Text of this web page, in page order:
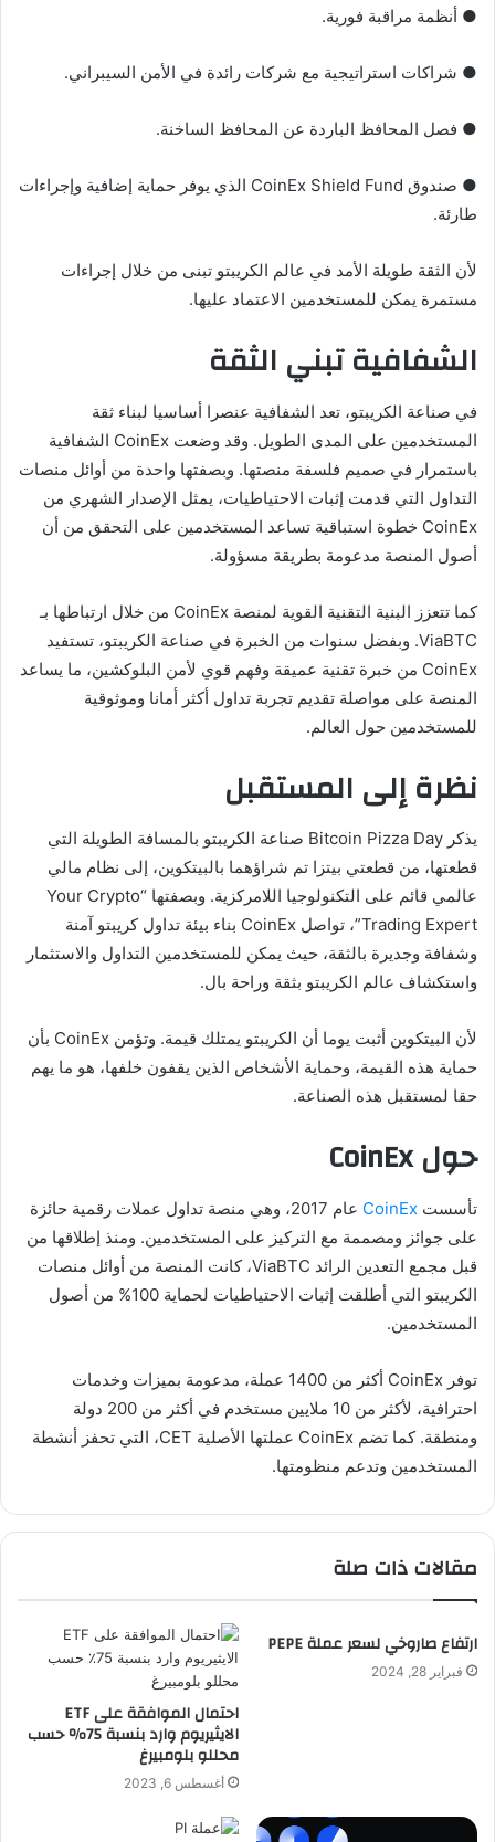
● أنظمة مراقبة فورية.
● شراكات استراتيجية مع شركات رائدة في الأمن السيبراني.
● فصل المحافظ الباردة عن المحافظ الساخنة.
● صندوق CoinEx Shield Fund الذي يوفر حماية إضافية وإجراءات
طارئة.
لأن الثقة طويلة الأمد في عالم الكريبتو تبنى من خلال إجراءات
مستمرة يمكن للمستخدمين الاعتماد عليها.
الشفافية تبني الثقة
في صناعة الكريبتو، تعد الشفافية عنصرا أساسيا لبناء ثقة
المستخدمين على المدى الطويل. وقد وضعت CoinEx الشفافية
باستمرار في صميم فلسفة منصتها. وبصفتها واحدة من أوائل منصات
التداول التي قدمت إثبات الاحتياطيات، يمثل الإصدار الشهري من
CoinEx خطوة استباقية تساعد المستخدمين على التحقق من أن
أصول المنصة مدعومة بطريقة مسؤولة.
كما تتعزز البنية التقنية القوية لمنصة CoinEx من خلال ارتباطها بـ
ViaBTC. وبفضل سنوات من الخبرة في صناعة الكريبتو، تستفيد
CoinEx من خبرة تقنية عميقة وفهم قوي لأمن البلوكشين، ما يساعد
المنصة على مواصلة تقديم تجربة تداول أكثر أمانا وموثوقية
للمستخدمين حول العالم.
نظرة إلى المستقبل
يذكر Bitcoin Pizza Day صناعة الكريبتو بالمسافة الطويلة التي
قطعتها، من قطعتي بيتزا تم شراؤهما بالبيتكوين، إلى نظام مالي
عالمي قائم على التكنولوجيا اللامركزية. وبصفتها “Your Crypto
Trading Expert”، تواصل CoinEx بناء بيئة تداول كريبتو آمنة
وشفافة وجديرة بالثقة، حيث يمكن للمستخدمين التداول والاستثمار
واستكشاف عالم الكريبتو بثقة وراحة بال.
لأن البيتكوين أثبت يوما أن الكريبتو يمتلك قيمة. وتؤمن CoinEx بأن
حماية هذه القيمة، وحماية الأشخاص الذين يقفون خلفها، هو ما يهم
حقا لمستقبل هذه الصناعة.
حول CoinEx
تأسست CoinEx
عام 2017، وهي منصة تداول عملات رقمية حائزة
على جوائز ومصممة مع التركيز على المستخدمين. ومنذ إطلاقها من
قبل مجمع التعدين الرائد ViaBTC، كانت المنصة من أوائل منصات
الكريبتو التي أطلقت إثبات الاحتياطيات لحماية 100% من أصول
المستخدمين.
توفر CoinEx أكثر من 1400 عملة، مدعومة بميزات وخدمات
احترافية، لأكثر من 10 ملايين مستخدم في أكثر من 200 دولة
ومنطقة. كما تضم CoinEx عملتها الأصلية CET، التي تحفز أنشطة
المستخدمين وتدعم منظومتها.
مقالات ذات صلة
ارتفاع صاروخي لسعر عملة PEPE
فبراير 28, 2024
احتمال الموافقة على ETF
الايثيريوم وارد بنسبة 75٪ حسب
محللو بلومبيرغ
أغسطس 6, 2023